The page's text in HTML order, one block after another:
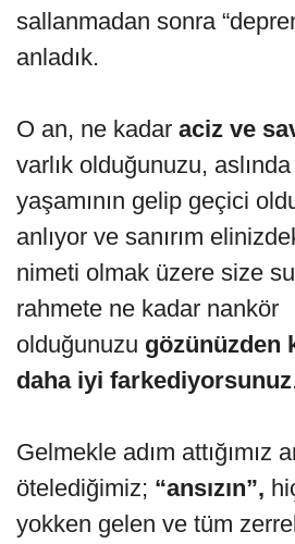
sallanmadan sonra
anladık.
O an, ne kadar aciz ve
varlık olduğunuzu,
yaşamının gelip geçici
anlıyor ve sanırım
nimeti olmak üzere size
rahmete ne kadar nankör
olduğunuzu gözünüzden
daha iyi farkediyorsunuz
Gelmekle adım attığımız
ötelediğimiz; “ansızın”,
yokken gelen ve tüm